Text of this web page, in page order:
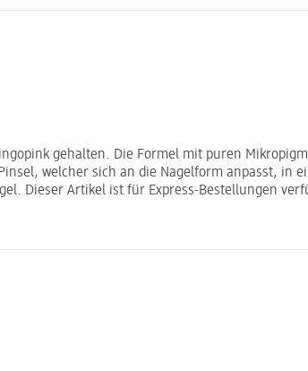
gehalten. Die Formel mit puren
welcher sich an die Nagelform anpasst, in
Dieser Artikel ist für Express-Bestellungen